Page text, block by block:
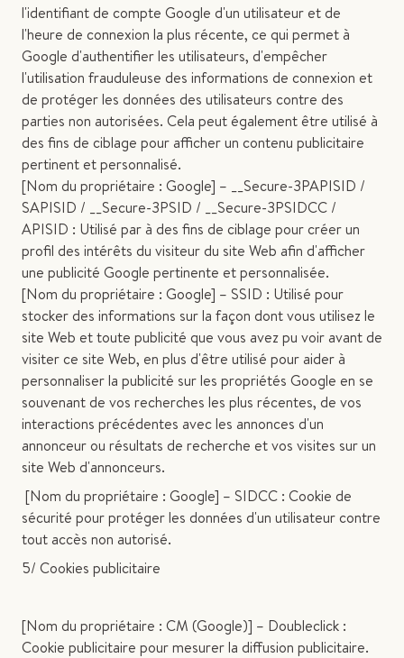
l'identifiant de compte Google d'un utilisateur et de
l'heure de connexion la plus récente, ce qui permet à
Google d'authentifier les utilisateurs, d'empêcher
l'utilisation frauduleuse des informations de connexion et
de protéger les données des utilisateurs contre des
parties non autorisées. Cela peut également être utilisé à
des fins de ciblage pour afficher un contenu publicitaire
pertinent et personnalisé.
[Nom du propriétaire : Google] – __Secure-3PAPISID /
SAPISID / __Secure-3PSID / __Secure-3PSIDCC /
APISID : Utilisé par à des fins de ciblage pour créer un
profil des intérêts du visiteur du site Web afin d'afficher
une publicité Google pertinente et personnalisée.
[Nom du propriétaire : Google] – SSID : Utilisé pour
stocker des informations sur la façon dont vous utilisez le
site Web et toute publicité que vous avez pu voir avant de
visiter ce site Web, en plus d'être utilisé pour aider à
personnaliser la publicité sur les propriétés Google en se
souvenant de vos recherches les plus récentes, de vos
interactions précédentes avec les annonces d'un
annonceur ou résultats de recherche et vos visites sur un
site Web d'annonceurs.
[Nom du propriétaire : Google] – SIDCC : Cookie de
sécurité pour protéger les données d'un utilisateur contre
tout accès non autorisé.
5/ Cookies publicitaire
[Nom du propriétaire : CM (Google)] – Doubleclick :
Cookie publicitaire pour mesurer la diffusion publicitaire.